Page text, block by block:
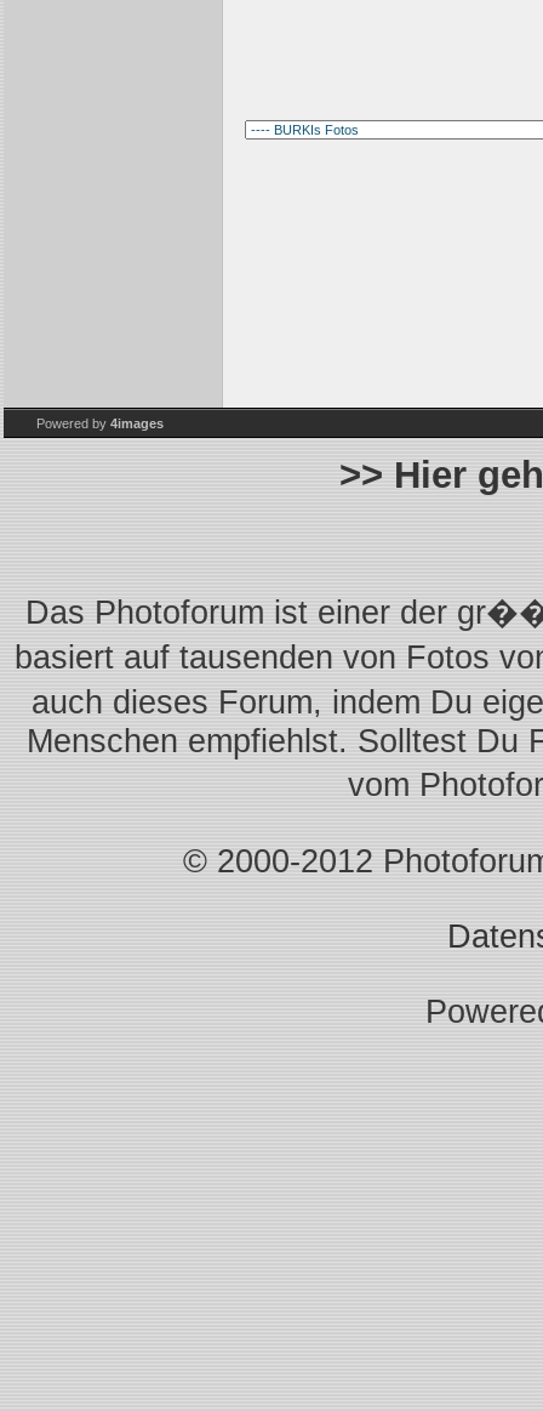
Powered by 4images
>> Hier
Das Photoforum ist einer der
basiert auf tausenden von Fotos
auch dieses Forum, indem Du
Menschen empfiehlst. Solltest Du
vom
© 2000-2012